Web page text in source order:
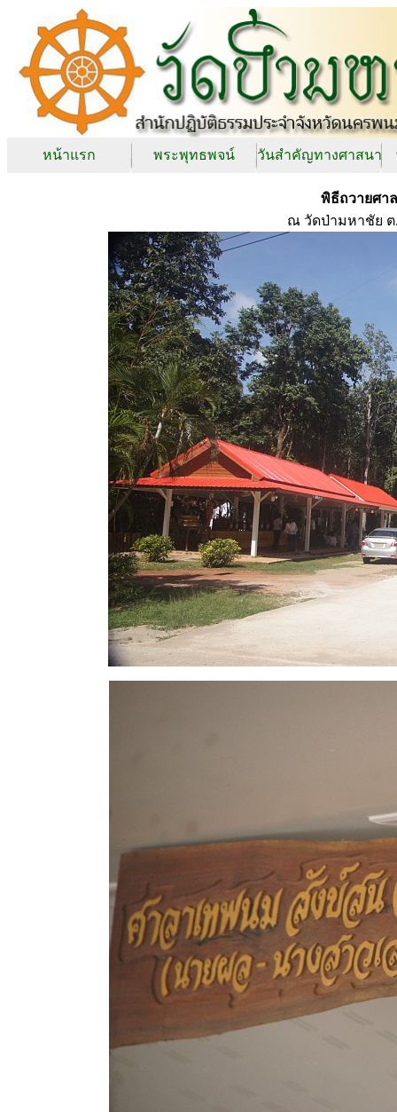
หน้าแรก พระพุทธพจน์ วันสำคัญทางศาสนา
พิธีถวายศา
ณ วัดป่ามหาชัย